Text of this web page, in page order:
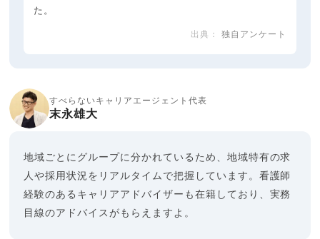
た。
独自アンケート
すべらないキャリアエージェント代表
末永雄大
地域ごとにグループに分かれているため、地域特有の求
人や採用状況をリアルタイムで把握しています。看護師
経験のあるキャリアアドバイザーも在籍しており、実務
目線のアドバイスがもらえますよ。